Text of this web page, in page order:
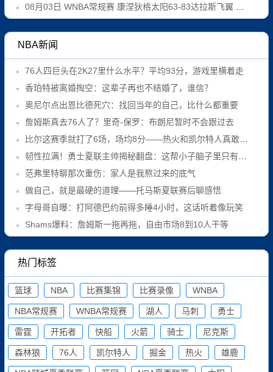
08月03日 WNBA常规赛 康涅狄格太阳63-83达拉斯飞翼 全场集锦
NBA新闻
76人四巨头在2K27里什么水平？平均93分，游戏里横着走
香珀特被离婚掏空：这辈子再也不结婚了，谁信？
奥尼尔点出恩比德死穴：找回当年的自己，比什么都重要
詹姆斯真去76人了？里奇-保罗：布朗尼暂时不会跟过去
比尔这赛季就打了6场，场均8分——热火和凯尔特人真敢接盘？
韧性拉满！勇士夏联主帅揭秘翻盘：这帮小子脑子里只有战术
范弗里特聊那次重伤：家人是我熬过来的底气
做自己，就是最硬的道理——托马斯夏联赛后聊感悟
字母哥自曝：打阿德巴约前得多睡4小时，这话听着像玩笑
Shams爆料：詹姆斯一拖再拖，自由市场8到10人干等
热门标签
篮球 NBA 比赛集锦 比赛录像 WNBA
NBA常规赛 WNBA常规赛 湖人 马刺 勇士
雷霆 开拓者 快船 火箭 骑士 尼克斯
森林狼 76人 凯尔特人 掘金 热火 雄鹿